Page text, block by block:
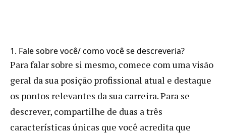
1. Fale sobre você/ como você se descreveria?
Para falar sobre si mesmo, comece com uma visão
geral da sua posição profissional atual e destaque
os pontos relevantes da sua carreira. Para se
descrever, compartilhe de duas a três
características únicas que você acredita que